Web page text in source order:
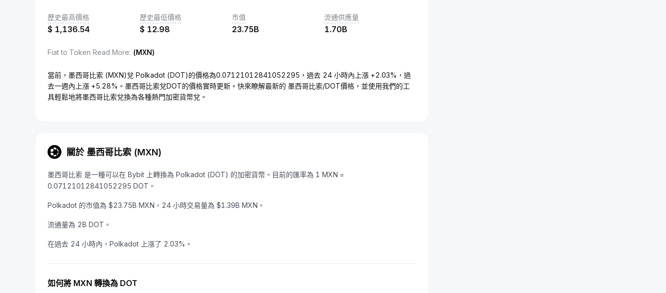
歷史最高價格
$ 1,136.54
歷史最低價格
$ 12.98
市值
23.75B
流通供應量
1.70B
Fiat to Token Read More: (MXN)
當前，墨西哥比索 (MXN)兌 Polkadot (DOT)的價格為0.07121012841052295，過去 24 小時內上漲 +2.03%，過
去一週內上漲 +5.28%。墨西哥比索兌DOT的價格實時更新。快來瞭解最新的 墨西哥比索/DOT價格，並使用我們的工
具輕鬆地將墨西哥比索兌換為各種熱門加密貨幣兌。
關於 墨西哥比索 (MXN)
墨西哥比索 是一種可以在 Bybit 上轉換為 Polkadot (DOT) 的加密貨幣。目前的匯率為 1 MXN =
0.07121012841052295 DOT。
Polkadot 的市值為 $23.75B MXN，24 小時交易量為 $1.39B MXN。
流通量為 2B DOT。
在過去 24 小時內，Polkadot 上漲了 2.03%。
如何將 MXN 轉換為 DOT